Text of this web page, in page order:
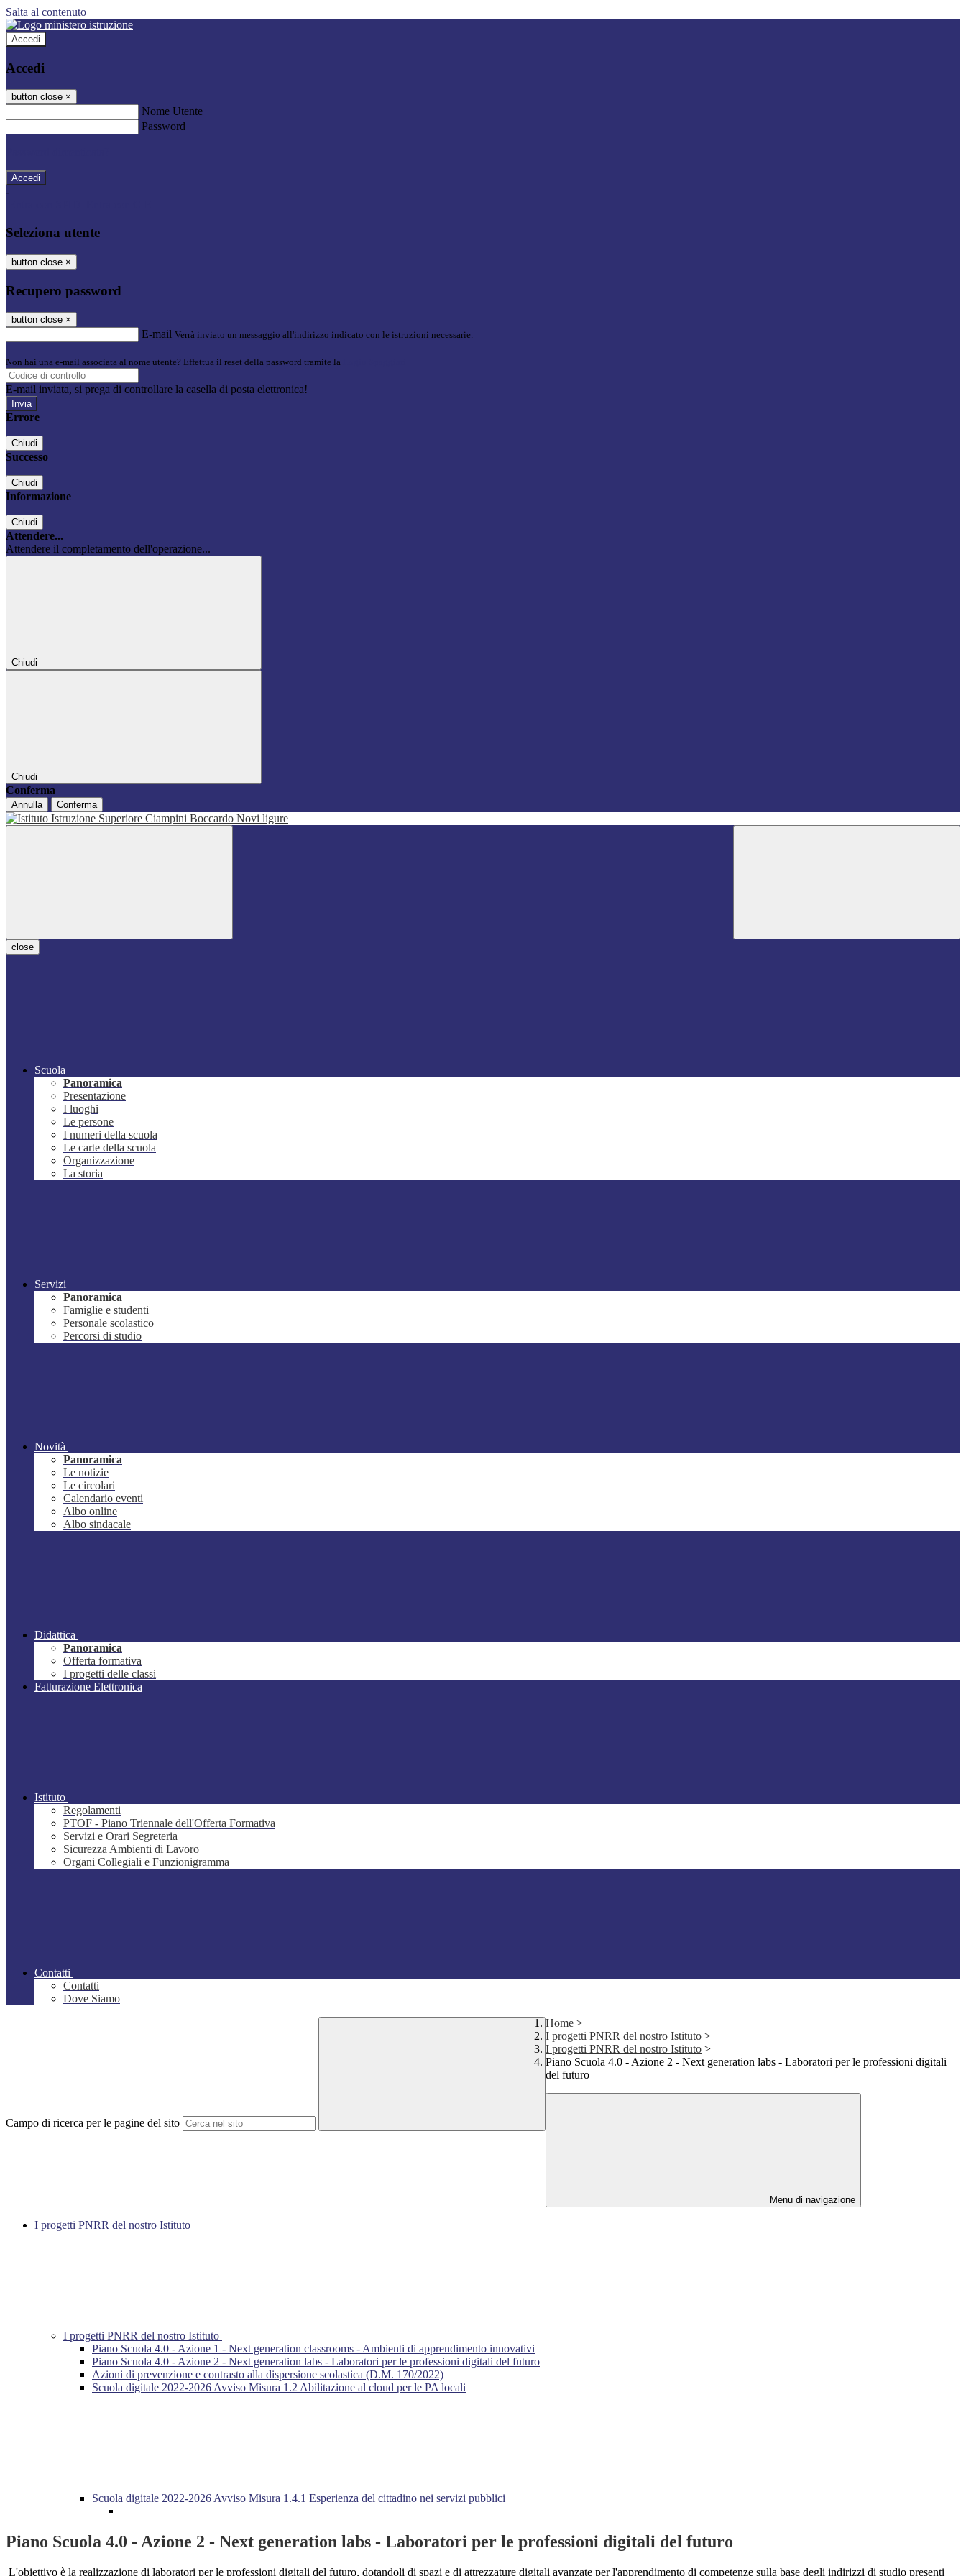
Salta al contenuto
Accedi
Accedi
button close ×
Nome Utente
Password
-
Seleziona utente
button close ×
Recupero password
button close ×
E-mail Verrà inviato un messaggio all'indirizzo indicato con le istruzioni necessarie.
Non hai una e-mail associata al nome utente? Effettua il reset della password tramite la
E-mail inviata, si prega di controllare la casella di posta elettronica!
Errore
Chiudi
Successo
Chiudi
Informazione
Chiudi
Attendere...
Attendere il completamento dell'operazione...
Chiudi
Chiudi
Conferma
Annulla Conferma
close
Scuola
Panoramica
Presentazione
I luoghi
Le persone
I numeri della scuola
Le carte della scuola
Organizzazione
La storia
Servizi
Panoramica
Famiglie e studenti
Personale scolastico
Percorsi di studio
Novità
Panoramica
Le notizie
Le circolari
Calendario eventi
Albo online
Albo sindacale
Didattica
Panoramica
Offerta formativa
I progetti delle classi
Fatturazione Elettronica
Istituto
Regolamenti
PTOF - Piano Triennale dell'Offerta Formativa
Servizi e Orari Segreteria
Sicurezza Ambienti di Lavoro
Organi Collegiali e Funzionigramma
Contatti
Contatti
Dove Siamo
Campo di ricerca per le pagine del sito
Home >
I progetti PNRR del nostro Istituto >
I progetti PNRR del nostro Istituto >
Piano Scuola 4.0 - Azione 2 - Next generation labs - Laboratori per le professioni digitali
del futuro
Menu di navigazione
I progetti PNRR del nostro Istituto
I progetti PNRR del nostro Istituto
Piano Scuola 4.0 - Azione 1 - Next generation classrooms - Ambienti di apprendimento innovativi
Piano Scuola 4.0 - Azione 2 - Next generation labs - Laboratori per le professioni digitali del futuro
Azioni di prevenzione e contrasto alla dispersione scolastica (D.M. 170/2022)
Scuola digitale 2022-2026 Avviso Misura 1.2 Abilitazione al cloud per le PA locali
Scuola digitale 2022-2026 Avviso Misura 1.4.1 Esperienza del cittadino nei servizi pubblici
Piano Scuola 4.0 - Azione 2 - Next generation labs - Laboratori per le professioni digitali del futuro
L'obiettivo è la realizzazione di laboratori per le professioni digitali del futuro, dotandoli di spazi e di attrezzature digitali avanzate per l'apprendimento di competenze sulla base degli indirizzi di studio presenti